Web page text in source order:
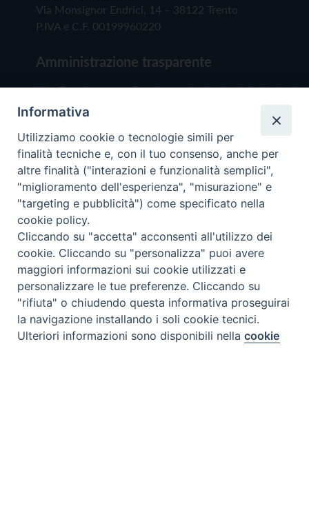
Via Monsignor Endrici, 14 – 38122 Trento
P.IVA e C.F. 00199960220
Amministrazione trasparente
Vita Trentina percepisce i contributi pubblici all'editoria
cui al decreto legislativo 15 maggio 2017, n. 70.
Indicazione resa ai sensi della lettera f) del comma 2
dell'art. 5 del medesimo decreto Lgs.
Vita Trentina, tramite la Fisc (Federazione Italiana
Settimanali Cattolici), ha aderito allo IAP (Istituto
dell'Autodisciplina Pubblicitaria) accettando il Codice di
Autodisciplina della Comunicazione Commerciale
Privacy Policy Cookie Policy
E-Shop
Vendita Online
Preferenze Cookie
Informativa
Utilizziamo cookie o tecnologie simili per
finalità tecniche e, con il tuo consenso, anche per
altre finalità ("interazioni e funzionalità semplici",
"miglioramento dell'esperienza", "misurazione" e
"targeting e pubblicità") come specificato nella
cookie policy.
Cliccando su "accetta" acconsenti all'utilizzo dei
cookie. Cliccando su "personalizza" puoi avere
maggiori informazioni sui cookie utilizzati e
personalizzare le tue preferenze. Cliccando su
"rifiuta" o chiudendo questa informativa proseguirai
la navigazione installando i soli cookie tecnici.
Ulteriori informazioni sono disponibili nellacookie